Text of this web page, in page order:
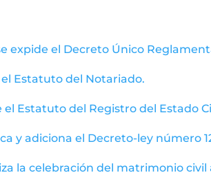
expide el Decreto Único
Estatuto del Notariado.
el Estatuto del Registro del Estado
y adiciona el Decreto-ley número
la celebración del matrimonio